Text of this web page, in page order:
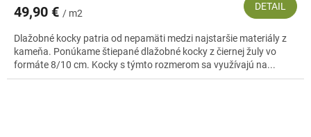
49,90 € / m2
DETAIL
Dlažobné kocky patria od nepamäti medzi najstaršie materiály z
kameňa. Ponúkame štiepané dlažobné kocky z čiernej žuly vo
formáte 8/10 cm. Kocky s týmto rozmerom sa využívajú na...